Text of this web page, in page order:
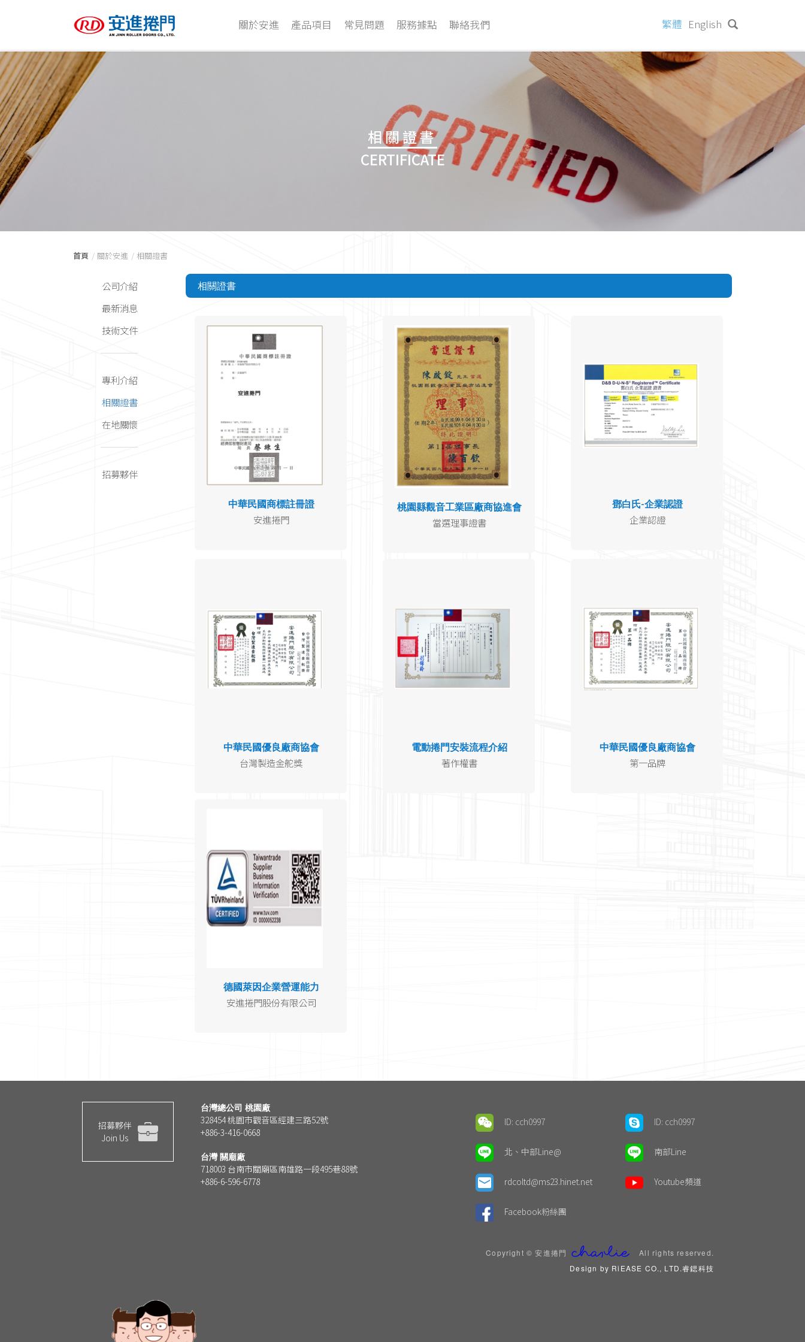
關於安進 產品項目 常見問題 服務據點 聯絡我們 繁體 English
相關證書
CERTIFICATE
首頁 關於安進 相關證書
公司介紹
最新消息
技術文件
專利介紹
相關證書
在地關懷
招募夥伴
相關證書
中華民國商標註冊證
安進捲門
桃園縣觀音工業區廠商協進會
當選理事證書
鄧白氏-企業認證
企業認證
中華民國優良廠商協會
台灣製造金舵獎
電動捲門安裝流程介紹
著作權書
中華民國優良廠商協會
第一品牌
德國萊因企業營運能力
安進捲門股份有限公司
招募夥伴
Join Us
台灣總公司 桃園廠
328454 桃園市觀音區經建三路52號
+886-3-416-0668
台灣 關廟廠
718003 台南市關廟區南雄路一段495巷88號
+886-6-596-6778
ID: cch0997 ID: cch0997
北、中部Line@ 南部Line
rdcoltd@ms23.hinet.net Youtube頻道
Facebook粉絲團
Copyright © 安進捲門
All rights reserved.
Design by RiEASE CO., LTD.睿鍶科技